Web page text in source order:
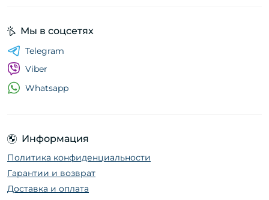
Информация
Политика конфиденциальности
Гарантии и возврат
Доставка и оплата
Мы в соцсетях
Telegram
Viber
Whatsapp